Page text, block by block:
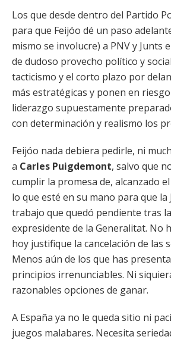
Los que desde dentro del Partido
para que Feijóo dé un paso
mismo se involucre) a PNV y Junts
de dudoso provecho político y
tacticismo y el corto plazo por
más estratégicas y ponen en
liderazgo supuestamente
con determinación y realismo los
Feijóo nada debiera pedirle, ni
a Carles Puigdemont, salvo que
cumplir la promesa de, alcanzado
lo que esté en su mano para que la
trabajo que quedó pendiente tras
expresidente de la Generalitat. No
hoy justifique la cancelación de las
Menos aún de los que has
principios irrenunciables. Ni
razonables opciones de ganar.
A España ya no le queda sitio ni
juegos malabares. Necesita